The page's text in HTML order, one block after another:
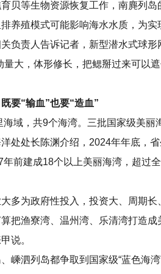
贝等生物资源恢复工作，南麂列
养殖模式可能影响海水水质，为
负责人告诉记者，新型潜水式球
量大，体形修长，把鳃掰过来可以
要“输血”也要“造血”
域，共9个海湾。三批国家级美
处处长陈渊介绍，2024年年底，
前建成18个以上美丽海湾，超过
多为政府性投入，投资大、周期
把渔寮湾、温州湾、乐清湾打造成
说。
嵊泗列岛都争取到国家级“蓝色海